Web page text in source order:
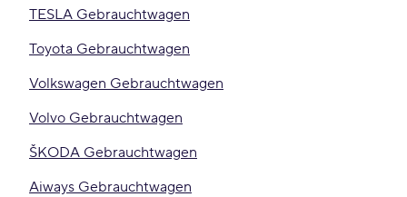
TESLA Gebrauchtwagen
Toyota Gebrauchtwagen
Volkswagen Gebrauchtwagen
Volvo Gebrauchtwagen
ŠKODA Gebrauchtwagen
Aiways Gebrauchtwagen